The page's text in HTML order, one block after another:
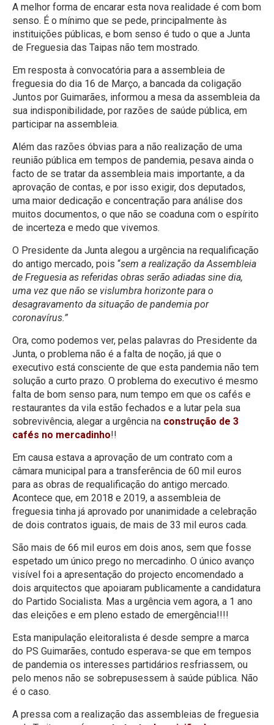
A melhor forma de encarar esta nova realidade é com bom
senso. É o mínimo que se pede, principalmente às
instituições públicas, e bom senso é tudo o que a Junta
de Freguesia das Taipas não tem mostrado.
Em resposta à convocatória para a assembleia de
freguesia do dia 16 de Março, a bancada da coligação
Juntos por Guimarães, informou a mesa da assembleia da
sua indisponibilidade, por razões de saúde pública, em
participar na assembleia.
Além das razões óbvias para a não realização de uma
reunião pública em tempos de pandemia, pesava ainda o
facto de se tratar da assembleia mais importante, a da
aprovação de contas, e por isso exigir, dos deputados,
uma maior dedicação e concentração para análise dos
muitos documentos, o que não se coaduna com o espírito
de incerteza e medo que vivemos.
O Presidente da Junta alegou a urgência na requalificação
do antigo mercado, pois “sem a realização da Assembleia
de Freguesia as referidas obras serão adiadas sine dia,
uma vez que não se vislumbra horizonte para o
desagravamento da situação de pandemia por
coronavírus.”
Ora, como podemos ver, pelas palavras do Presidente da
Junta, o problema não é a falta de noção, já que o
executivo está consciente de que esta pandemia não tem
solução a curto prazo. O problema do executivo é mesmo
falta de bom senso para, num tempo em que os cafés e
restaurantes da vila estão fechados e a lutar pela sua
sobrevivência, alegar a urgência na construção de 3
cafés no mercadinho!!
Em causa estava a aprovação de um contrato com a
câmara municipal para a transferência de 60 mil euros
para as obras de requalificação do antigo mercado.
Acontece que, em 2018 e 2019, a assembleia de
freguesia tinha já aprovado por unanimidade a celebração
de dois contratos iguais, de mais de 33 mil euros cada.
São mais de 66 mil euros em dois anos, sem que fosse
espetado um único prego no mercadinho. O único avanço
visível foi a apresentação do projecto encomendado a
dois arquitectos que apoiaram publicamente a candidatura
do Partido Socialista. Mas a urgência vem agora, a 1 ano
das eleições e em pleno estado de emergência!!!!
Esta manipulação eleitoralista é desde sempre a marca
do PS Guimarães, contudo esperava-se que em tempos
de pandemia os interesses partidários resfriassem, ou
pelo menos não se sobrepusessem à saúde pública. Não
é o caso.
A pressa com a realização das assembleias de freguesia